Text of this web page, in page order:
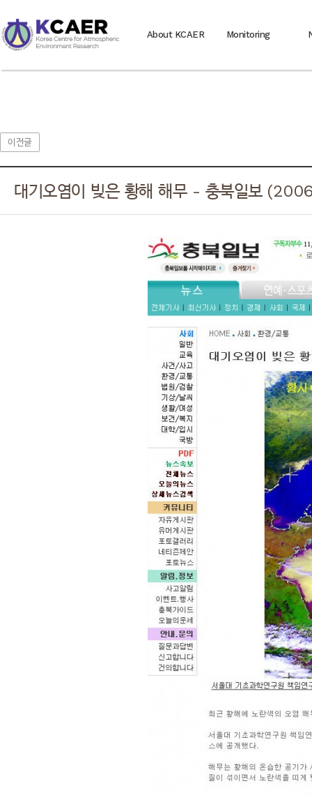
About KCAER Monitoring
이전글
대기오염이 빚은 황해 해무 - 충북일보